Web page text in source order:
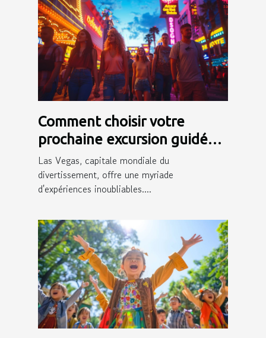
Comment choisir votre
prochaine excursion guidée
en français à Las Vegas
Las Vegas, capitale mondiale du
divertissement, offre une myriade
d'expériences inoubliables....